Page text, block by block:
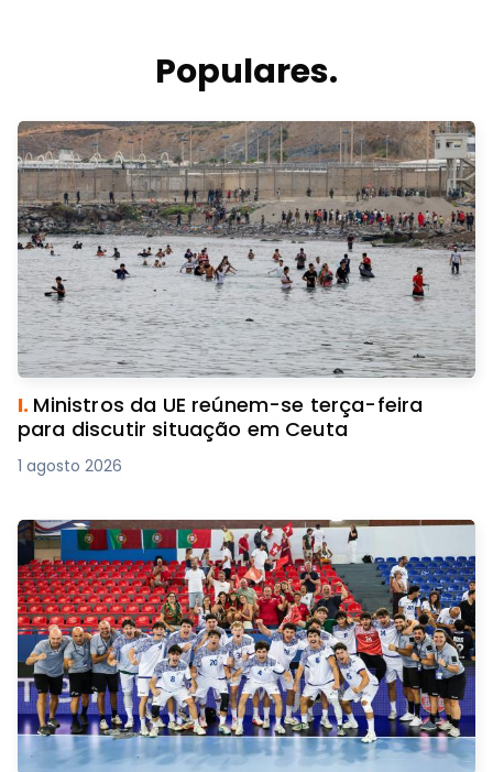
Populares.
I. Ministros da UE reúnem-se terça-feira
para discutir situação em Ceuta
1 agosto 2026